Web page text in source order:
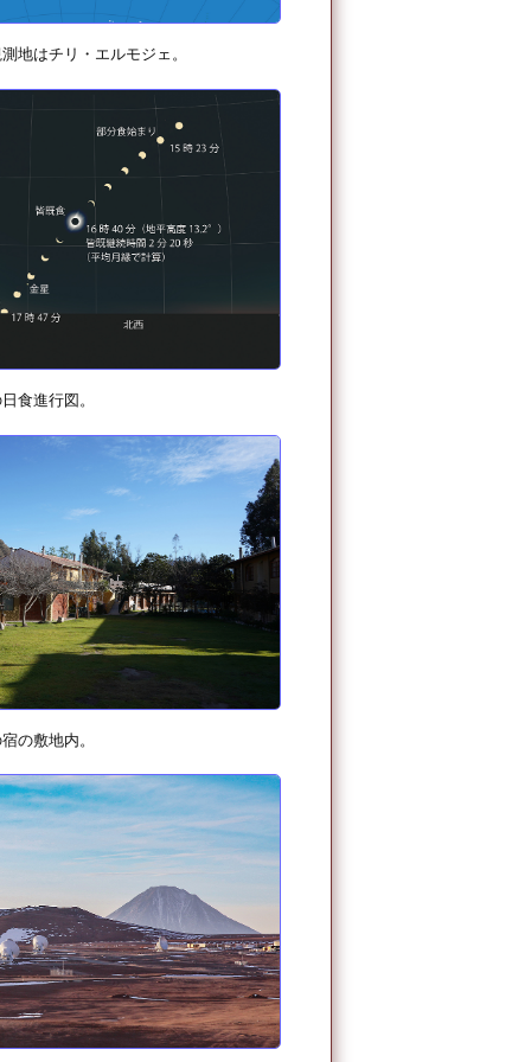
地はチリ・エルモジェ。
食進行図。
の敷地内。